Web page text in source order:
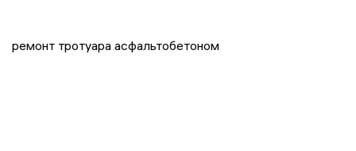
ремонт тротуара асфальтобетоном